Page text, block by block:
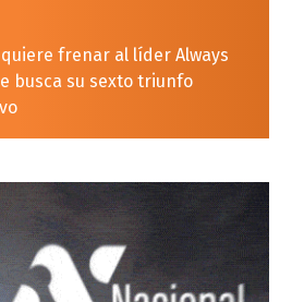
frenar al líder Always
busca su sexto triunfo